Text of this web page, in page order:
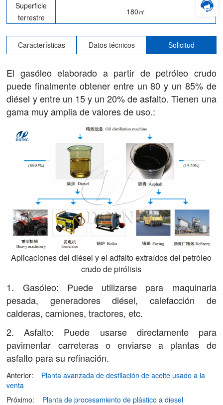
Superficie
terrestre
180㎡
Características Datos técnicos Solicitud
El gasóleo elaborado a partir de petróleo crudo
puede finalmente obtener entre un 80 y un 85% de
diésel y entre un 15 y un 20% de asfalto. Tienen una
gama muy amplia de valores de uso.:
Aplicaciones del diésel y el adfalto extraídos del petróleo
crudo de pirólisis
1. Gasóleo: Puede utilizarse para maquinaria
pesada, generadores diésel, calefacción de
calderas, camiones, tractores, etc.
2. Asfalto: Puede usarse directamente para
pavimentar carreteras o enviarse a plantas de
asfalto para su refinación.
Anterior:
Planta avanzada de destilación de aceite usado a la
venta
Próximo:
Planta de procesamiento de plástico a diesel